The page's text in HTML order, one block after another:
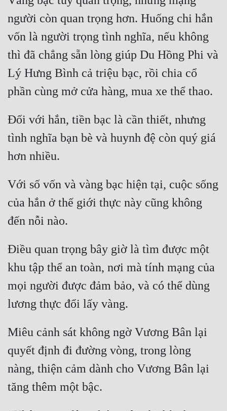
Đông Phương
Đông Phương Huyền Huyễn
Đồng Nhân
Ngự Thú
Truyện Nam
Vô Địch Lưu
Xây Dựng Thế Lực
Đam Mỹ
Đẹp
Đẹp Hiệp
Tính Cách Nhân Vật :
Sát Phạt Quyết Đoán
Vô Sỉ
Điềm Đạm
người còn quan trọng hơn. Huống chi hắn
vốn là người trọng tình nghĩa, nếu không
thì đã chẳng sẵn lòng giúp Du Hồng Phi và
Lý Hưng Bình cả triệu bạc, rồi chia cổ
Đối với hắn, tiền bạc là cần thiết, nhưng
tình nghĩa bạn bè và huynh đệ còn quý giá
Với số vốn và vàng bạc hiện tại, cuộc sống
của hắn ở thế giới thực này cũng không
Điều quan trọng bây giờ là tìm được một
khu tập thể an toàn, nơi mà tính mạng của
mọi người được đảm bảo, và có thể dùng
Miêu cảnh sát không ngờ Vương Bân lại
quyết định đi đường vòng, trong lòng
nàng, thiện cảm dành cho Vương Bân lại